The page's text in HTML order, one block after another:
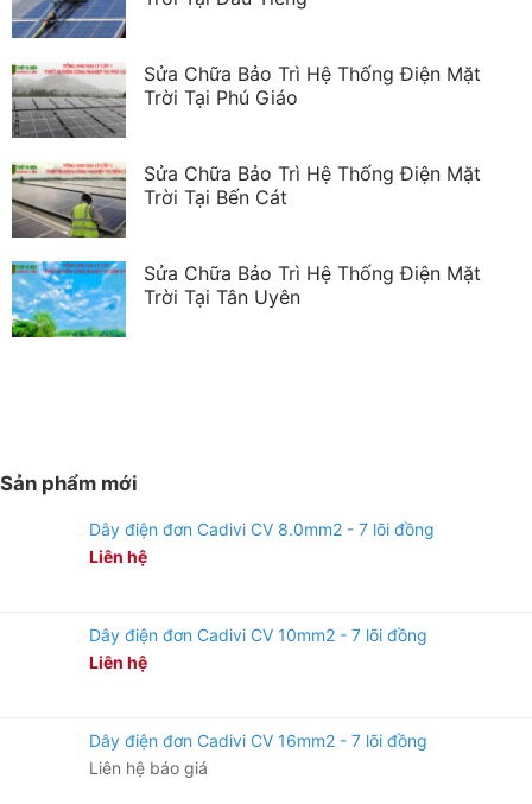
Sửa Chữa Bảo Trì Hệ Thống Điện Mặt
Trời Tại Phú Giáo
Sửa Chữa Bảo Trì Hệ Thống Điện Mặt
Trời Tại Bến Cát
Sửa Chữa Bảo Trì Hệ Thống Điện Mặt
Trời Tại Tân Uyên
Sản phẩm mới
Dây điện đơn Cadivi CV 8.0mm2 - 7 lõi đồng
Liên hệ
Dây điện đơn Cadivi CV 10mm2 - 7 lõi đồng
Liên hệ
Dây điện đơn Cadivi CV 16mm2 - 7 lõi đồng
Liên hệ báo giá